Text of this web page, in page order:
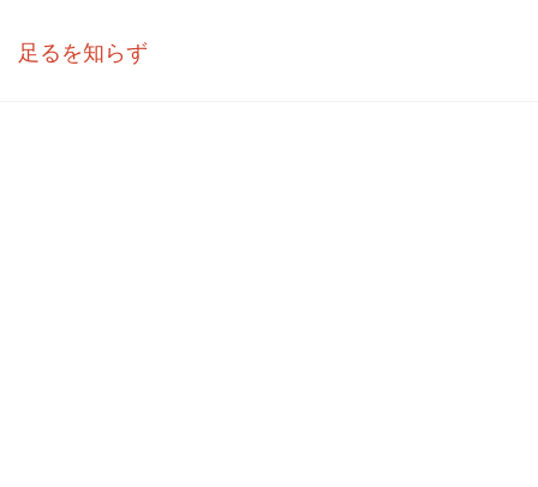
足るを知らず